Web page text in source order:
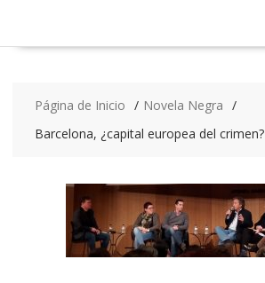
Página de Inicio
Novela Negra
Barcelona, ¿capital europea del crimen?